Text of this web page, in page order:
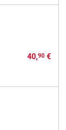
40,90€